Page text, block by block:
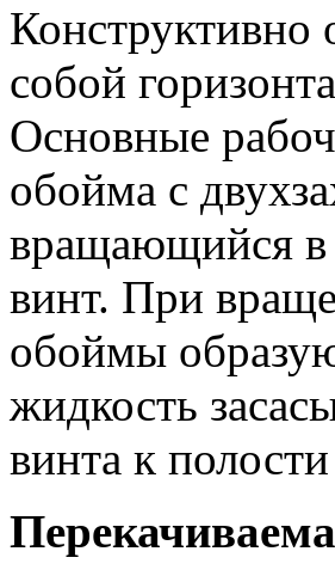
Конструктивно
собой
Основные
обойма с
вращающийся в
винт. При
обоймы
жидкость
винта к